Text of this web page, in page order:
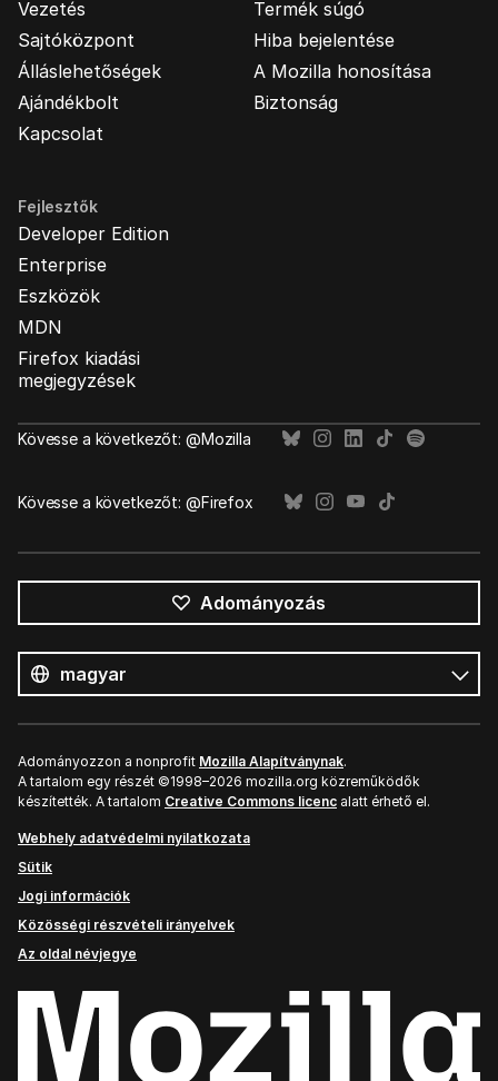
Vezetés
Sajtóközpont
Álláslehetőségek
Ajándékbolt
Kapcsolat
Termék súgó
Hiba bejelentése
A Mozilla honosítása
Biztonság
Fejlesztők
Developer Edition
Enterprise
Eszközök
MDN
Firefox kiadási
megjegyzések
Kövesse a következőt: @Mozilla
Kövesse a következőt: @Firefox
Adományozás
nyelv
Nyelv
Adományozzon a nonprofit Mozilla Alapítványnak.
A tartalom egy részét ©1998–2026 mozilla.org közreműködők
készítették. A tartalom Creative Commons licenc alatt érhető el.
Webhely adatvédelmi nyilatkozata
Sütik
Jogi információk
Közösségi részvételi irányelvek
Az oldal névjegye